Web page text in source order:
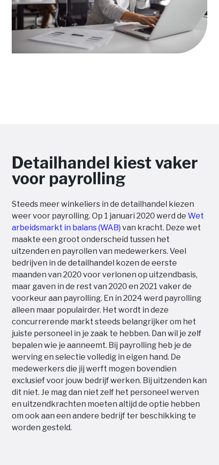
Detailhandel kiest vaker
voor payrolling
Steeds meer winkeliers in de detailhandel kiezen
weer voor payrolling. Op 1 januari 2020 werd de Wet
arbeidsmarkt in balans (WAB) van kracht. Deze wet
maakte een groot onderscheid tussen het
uitzenden en payrollen van medewerkers. Veel
bedrijven in de detailhandel kozen de eerste
maanden van 2020 voor verlonen op uitzendbasis,
maar gaven in de rest van 2020 en 2021 vaker de
voorkeur aan payrolling. En in 2024 werd payrolling
alleen maar populairder. Het wordt in deze
concurrerende markt steeds belangrijker om het
juiste personeel in je zaak te hebben. Dan wil je zelf
bepalen wie je aanneemt. Bij payrolling heb je de
werving en selectie volledig in eigen hand. De
medewerkers die jij werft mogen bovendien
exclusief voor jouw bedrijf werken. Bij uitzenden kan
dit niet. Je mag dan niet zelf het personeel werven
en uitzendkrachten moeten altijd de optie hebben
om ook aan een andere bedrijf ter beschikking te
worden gesteld.